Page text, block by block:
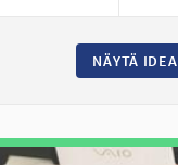
NÄYTÄ IDEA